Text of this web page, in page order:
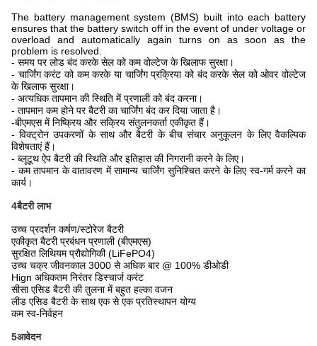
The battery management system (BMS) built into each battery
ensures that the battery switch off in the event of under voltage or
overload and automatically again turns on as soon as the
problem is resolved.
- समय पर लोड बंद करके सेल को कम वोल्टेज के खिलाफ सुरक्षा।
- चार्जिंग करंट को कम करके या चार्जिंग प्रक्रिया को बंद करके सेल को ओवर वोल्टेज
के खिलाफ सुरक्षा।
- अत्यधिक तापमान की स्थिति में प्रणाली को बंद करना।
- तापमान कम होने पर बैटरी का चार्जिंग बंद कर दिया जाता है।
-बीएमएस में निष्क्रिय और सक्रिय संतुलनकर्ता एकीकृत हैं।
- विक्ट्रोन उपकरणों के साथ और बैटरी के बीच संचार अनुकूलन के लिए वैकल्पिक
विशेषताएं हैं।
- ब्लूटूथ ऐप बैटरी की स्थिति और इतिहास की निगरानी करने के लिए।
- कम तापमान के वातावरण में सामान्य चार्जिंग सुनिश्चित करने के लिए स्व-गर्म करने का
कार्य।
4बैटरी लाभ
उच्च प्रदर्शन कर्षण/स्टोरेज बैटरी
एकीकृत बैटरी प्रबंधन प्रणाली (बीएमएस)
सुरक्षित लिथियम प्रौद्योगिकी (LiFePO4)
उच्च चक्र जीवनकाल 3000 से अधिक बार @ 100% डीओडी
Hign अधिकतम निरंतर डिस्चार्ज करंट
सीसा एसिड बैटरी की तुलना में बहुत हल्का वजन
लीड एसिड बैटरी के साथ एक से एक प्रतिस्थापन योग्य
कम स्व-निर्वहन
5आवेदन